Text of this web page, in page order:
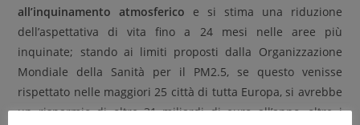
all’inquinamento atmosferico e si stima una riduzione
dell’aspettativa di vita fino a 24 mesi nelle aree più
inquinate; stando ai limiti proposti dalla Organizzazione
Mondiale della Sanità per il PM2.5, se questo venisse
rispettato nelle maggiori 25 città di tutta Europa, si avrebbe
un risparmio di oltre 31 miliardi di euro all’anno, oltre i